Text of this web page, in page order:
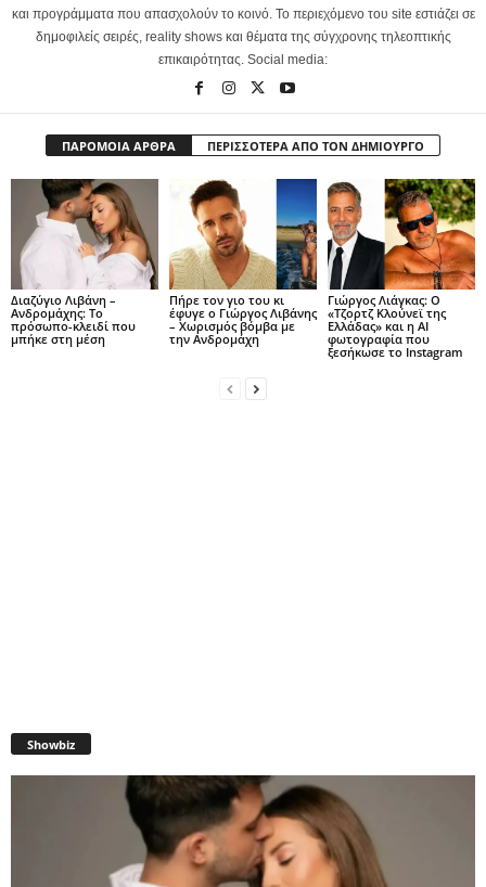
και προγράμματα που απασχολούν το κοινό. Το περιεχόμενο του site εστιάζει σε
δημοφιλείς σειρές, reality shows και θέματα της σύγχρονης τηλεοπτικής
επικαιρότητας. Social media:
ΠΑΡΟΜΟΙΑ ΑΡΘΡΑ ΠΕΡΙΣΣΟΤΕΡΑ ΑΠΟ ΤΟΝ ΔΗΜΙΟΥΡΓΟ
Διαζύγιο Λιβάνη –
Ανδρομάχης: Το
πρόσωπο-κλειδί που
μπήκε στη μέση
Πήρε τον γιο του κι
έφυγε ο Γιώργος Λιβάνης
– Χωρισμός βόμβα με
την Ανδρομάχη
Γιώργος Λιάγκας: Ο
«Τζορτζ Κλούνεϊ της
Ελλάδας» και η AI
φωτογραφία που
ξεσήκωσε το Instagram
Showbiz